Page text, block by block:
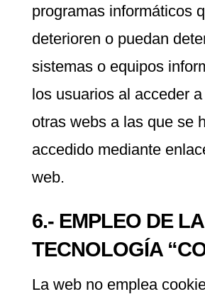
programas informáticos
deterioren o puedan
sistemas o equipos
los usuarios al acceder
otras webs a las que se
accedido mediante
web.
6.- EMPLEO DE LA
TECNOLOGÍA
La web no emplea